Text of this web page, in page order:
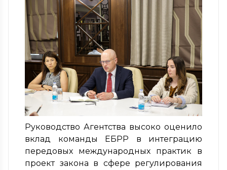
Руководство Агентства высоко оценило
вклад команды ЕБРР в интеграцию
передовых международных практик в
проект закона в сфере регулирования